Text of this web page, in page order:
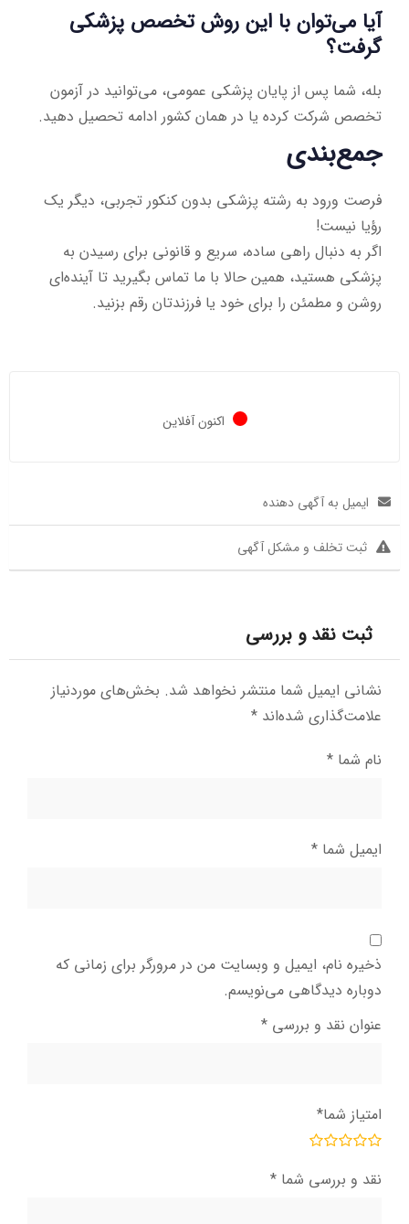
آیا می‌توان با این روش تخصص پزشکی
گرفت؟
بله، شما پس از پایان پزشکی عمومی، می‌توانید در آزمون
تخصص شرکت کرده یا در همان کشور ادامه تحصیل دهید.
جمع‌بندی
فرصت ورود به رشته پزشکی بدون کنکور تجربی، دیگر یک
رؤیا نیست!
اگر به دنبال راهی ساده، سریع و قانونی برای رسیدن به
پزشکی هستید، همین حالا با ما تماس بگیرید تا آینده‌ای
روشن و مطمئن را برای خود یا فرزندتان رقم بزنید.
اکنون آفلاین
ایمیل به آگهی دهنده
ثبت تخلف و مشکل آگهی
ثبت نقد و بررسی
نشانی ایمیل شما منتشر نخواهد شد. بخش‌های موردنیاز
علامت‌گذاری شده‌اند *
نام شما *
ایمیل شما *
ذخیره نام، ایمیل و وبسایت من در مرورگر برای زمانی که
دوباره دیدگاهی می‌نویسم.
عنوان نقد و بررسی *
امتیاز شما*
نقد و بررسی شما *